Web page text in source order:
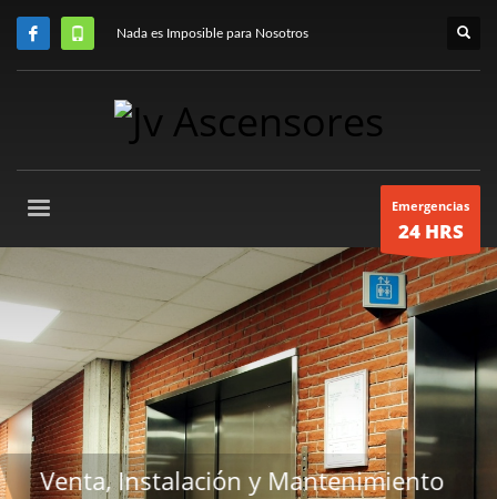
Nada es Imposible para Nosotros
Emergencias
24 HRS